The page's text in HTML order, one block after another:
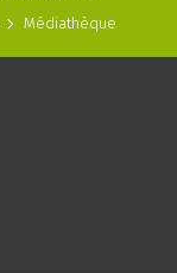
Médiathèque